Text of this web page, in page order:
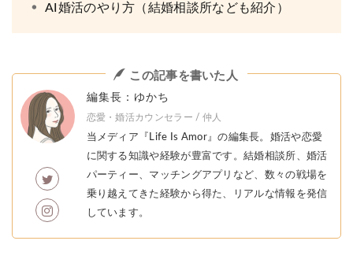
AI婚活のやり方（結婚相談所なども紹介）
この記事を書いた人
編集長：ゆかち
恋愛・婚活カウンセラー / 仲人
当メディア『Life Is Amor』の編集長。婚活や恋愛
に関する知識や経験が豊富です。結婚相談所、婚活
パーティー、マッチングアプリなど、数々の戦場を
乗り越えてきた経験から得た、リアルな情報を発信
しています。